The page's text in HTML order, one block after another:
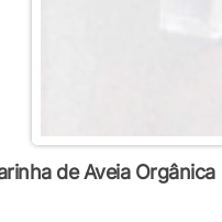
de Aveia Orgânica